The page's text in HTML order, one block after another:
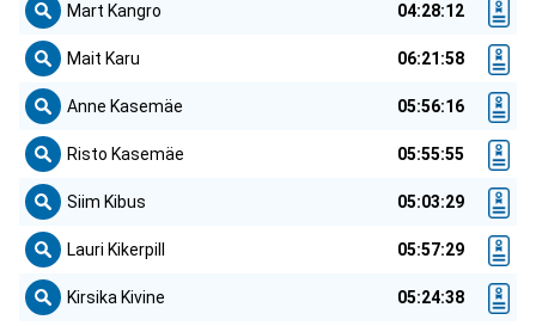
Mart Kangro 04:28:12
Mait Karu 06:21:58
Anne Kasemäe 05:56:16
Risto Kasemäe 05:55:55
Siim Kibus 05:03:29
Lauri Kikerpill 05:57:29
Kirsika Kivine 05:24:38